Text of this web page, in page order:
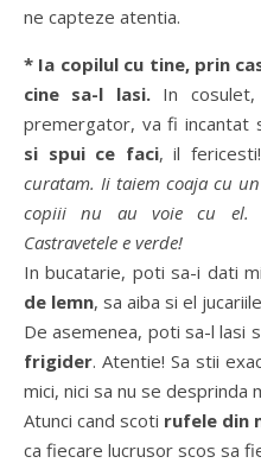
ne capteze atentia.
* Ia copilul cu tine, prin
cine sa-l lasi.In cosulet,
premergator, va fi incantat
si spui ce faci, il
curatam. Ii taiem coaja cu
copiii nu au voie cu el.
Castravetele e verde!
In bucatarie, poti sa-i dati
de lemn, sa aiba si el
De asemenea, poti sa-l lasi
frigider. Atentie! Sa stii
mici, nici sa nu se desprinda
Atunci cand scoti rufele din
ca fiecare lucrusor scos sa